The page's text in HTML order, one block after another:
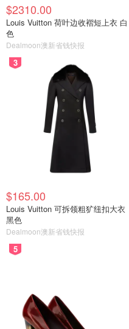
$2310.00
Louis Vuitton 荷叶边收褶短上衣 白
色
Dealmoon澳新省钱快报
3
$165.00
Louis Vuitton 可拆领粗犷纽扣大衣
黑色
Dealmoon澳新省钱快报
5